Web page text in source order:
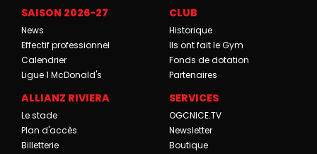
SAISON 2026-27
News
Effectif professionnel
Calendrier
Ligue 1 McDonald's
CLUB
Historique
Ils ont fait le Gym
Fonds de dotation
Partenaires
ALLIANZ RIVIERA
Le stade
Plan d'accès
Billetterie
SERVICES
OGCNICE.TV
Newsletter
Boutique